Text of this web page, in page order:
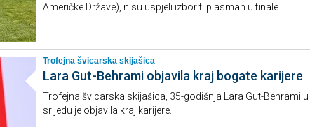
Američke Države), nisu uspjeli izboriti plasman u finale.
Trofejna švicarska skijašica
Lara Gut-Behrami objavila kraj bogate karijere
Trofejna švicarska skijašica, 35-godišnja Lara Gut-Behrami u
srijedu je objavila kraj karijere.